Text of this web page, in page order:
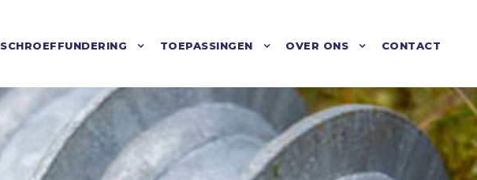
SCHROEFFUNDERING TOEPASSINGEN OVER ONS CONTACT